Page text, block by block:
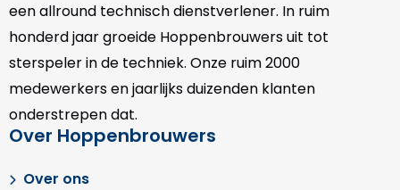
een allround technisch dienstverlener. In ruim
honderd jaar groeide Hoppenbrouwers uit tot
sterspeler in de techniek. Onze ruim 2000
medewerkers en jaarlijks duizenden klanten
onderstrepen dat.
Over Hoppenbrouwers
Over ons